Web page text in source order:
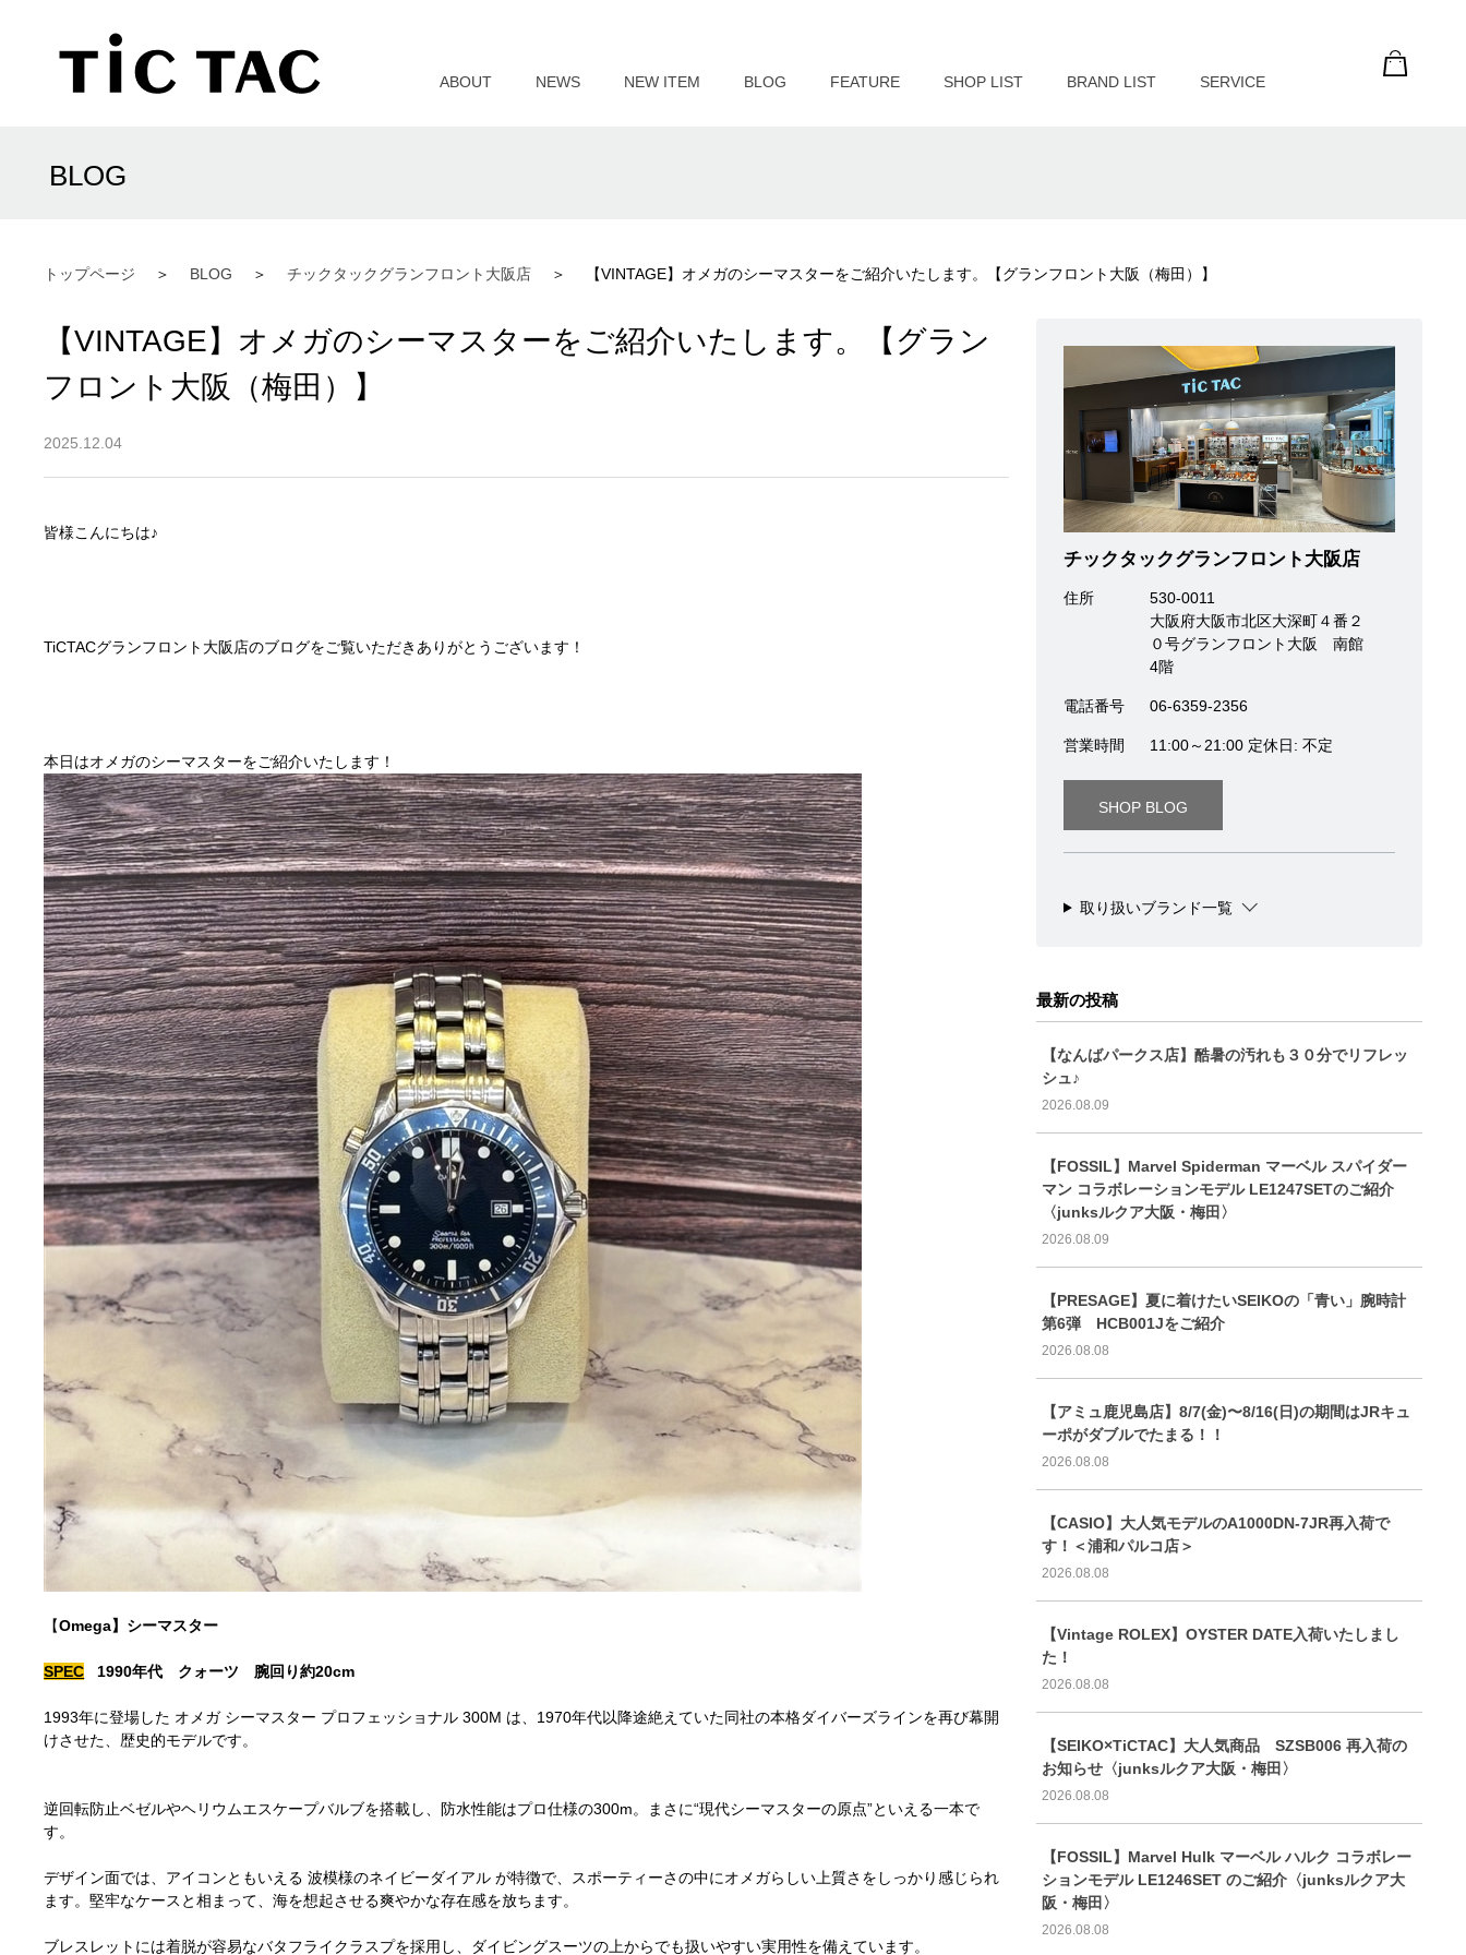
ABOUT NEWS NEW ITEM BLOG FEATURE SHOP LIST BRAND LIST SERVICE
トップページ BLOG チックタックグランフロント大阪店 【VINTAGE】オメガのシーマスターをご紹介いたします。【グランフロント大阪（梅田）】
BLOG
【VINTAGE】オメガのシーマスターをご紹介いたします。【グラン
フロント大阪（梅田）】
2025.12.04
皆様こんにちは♪
TiCTACグランフロント大阪店のブログをご覧いただきありがとうございます！
本日はオメガのシーマスターをご紹介いたします！
【Omega】シーマスター
SPEC 1990年代 クォーツ 腕回り約20cm
1993年に登場した オメガ シーマスター プロフェッショナル 300M は、1970年代以降途絶えていた同社の本格ダイバーズラインを再び幕開
けさせた、歴史的モデルです。
逆回転防止ベゼルやヘリウムエスケープバルブを搭載し、防水性能はプロ仕様の300m。まさに“現代シーマスターの原点”といえる一本で
す。
デザイン面では、アイコンともいえる 波模様のネイビーダイアル が特徴で、スポーティーさの中にオメガらしい上質さをしっかり感じられ
ます。堅牢なケースと相まって、海を想起させる爽やかな存在感を放ちます。
ブレスレットには着脱が容易なバタフライクラスプを採用し、ダイビングスーツの上からでも扱いやすい実用性を備えています。
チックタックグランフロント大阪店
住所
530-0011
大阪府大阪市北区大深町４番２
０号グランフロント大阪 南館
4階
電話番号 06-6359-2356
営業時間 11:00～21:00 定休日: 不定
SHOP BLOG
取り扱いブランド一覧
最新の投稿
【なんばパークス店】酷暑の汚れも３０分でリフレッ
シュ♪
2026.08.09
【FOSSIL】Marvel Spiderman マーベル スパイダー
マン コラボレーションモデル LE1247SETのご紹介
〈junksルクア大阪・梅田〉
2026.08.09
【PRESAGE】夏に着けたいSEIKOの「青い」腕時計
第6弾 HCB001Jをご紹介
2026.08.08
【アミュ鹿児島店】8/7(金)〜8/16(日)の期間はJRキュ
ーポがダブルでたまる！！
2026.08.08
【CASIO】大人気モデルのA1000DN-7JR再入荷で
す！＜浦和パルコ店＞
2026.08.08
【Vintage ROLEX】OYSTER DATE入荷いたしまし
た！
2026.08.08
【SEIKO×TiCTAC】大人気商品 SZSB006 再入荷の
お知らせ〈junksルクア大阪・梅田〉
2026.08.08
【FOSSIL】Marvel Hulk マーベル ハルク コラボレー
ションモデル LE1246SET のご紹介〈junksルクア大
阪・梅田〉
2026.08.08